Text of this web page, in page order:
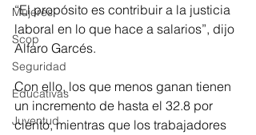
Mujeres
Scop
Seguridad
Educativas
Juventud
“El propósito es contribuir a la justicia
laboral en lo que hace a salarios”, dijo
Alfaro Garcés.
Con ello, los que menos ganan tienen
un incremento de hasta el 32.8 por
ciento, mientras que los trabajadores